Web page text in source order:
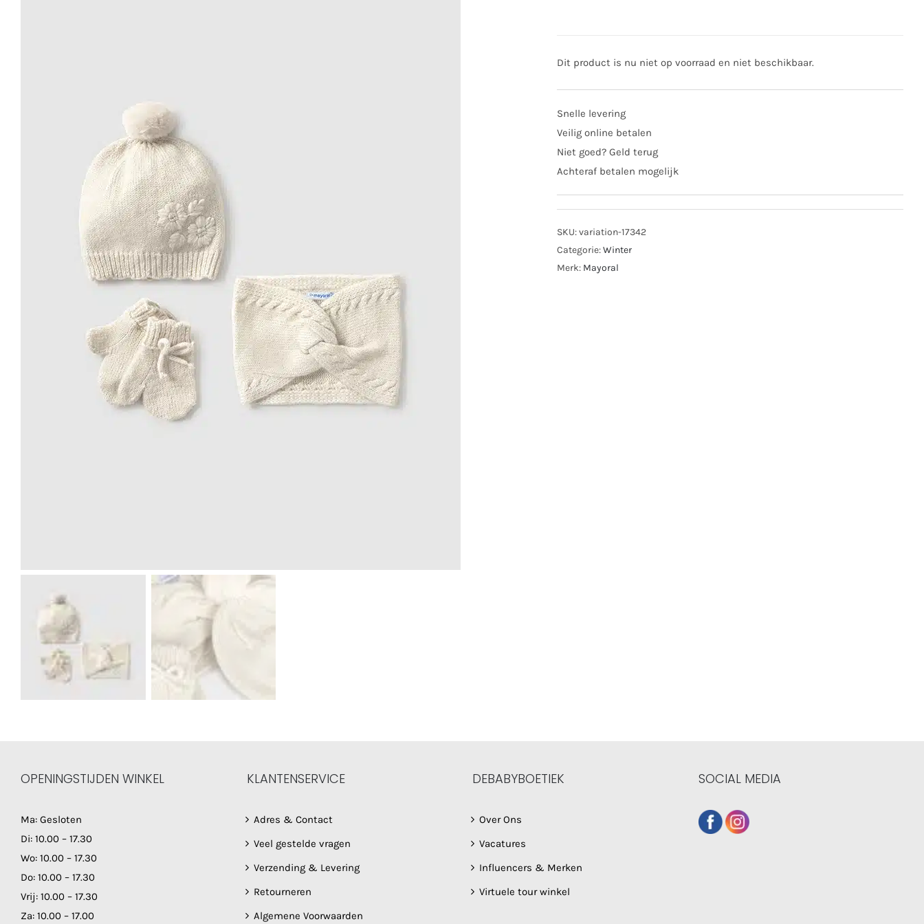
Dit product is nu niet op voorraad en niet beschikbaar.
Snelle levering
Veilig online betalen
Niet goed? Geld terug
Achteraf betalen mogelijk
SKU:variation-17342
Categorie:Winter
Merk: Mayoral
OPENINGSTIJDEN WINKEL
Ma: Gesloten
Di: 10.00 – 17.30
Wo: 10.00 – 17.30
Do: 10.00 – 17.30
Vrij: 10.00 – 17.30
Za: 10.00 – 17.00
KLANTENSERVICE
Adres & Contact
Veel gestelde vragen
Verzending & Levering
Retourneren
Algemene Voorwaarden
DEBABYBOETIEK
Over Ons
Vacatures
Influencers & Merken
Virtuele tour winkel
SOCIAL MEDIA